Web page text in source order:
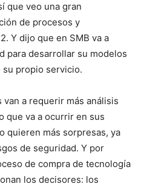
que veo una gran
de procesos y
Y dijo que en SMB va a
para desarrollar su modelos
su propio servicio.
a requerir más análisis
que va a ocurrir en sus
quieren más sorpresas, ya
de seguridad. Y por
de compra de tecnología
los decisores: los